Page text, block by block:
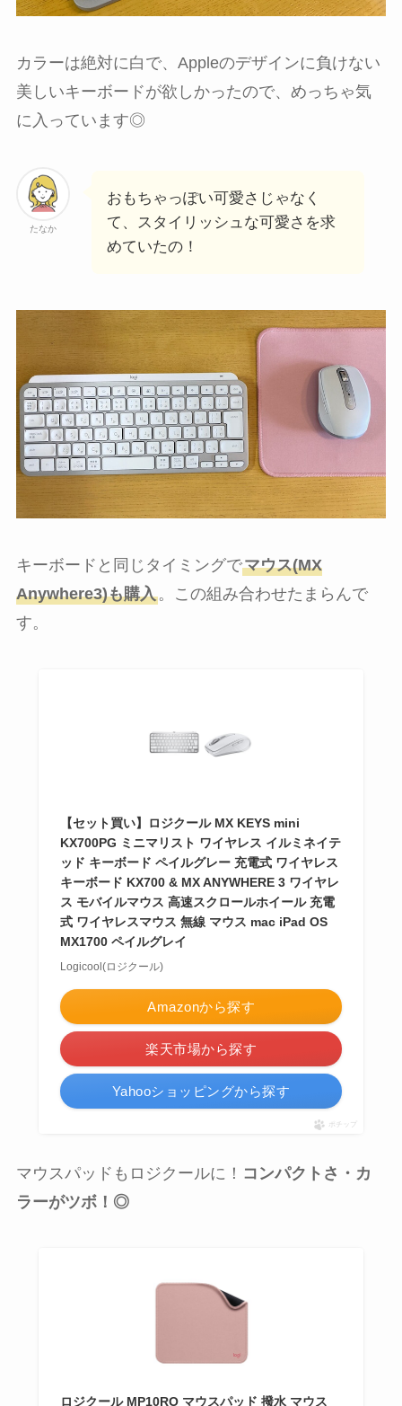
カラーは絶対に白で、Appleのデザインに負けない
美しいキーボードが欲しかったので、めっちゃ気
に入っています◎
たなか
おもちゃっぽい可愛さじゃなく
て、スタイリッシュな可愛さを求
めていたの！
キーボードと同じタイミングでマウス(MX
Anywhere3)も購入。この組み合わせたまらんで
す。
【セット買い】ロジクール MX KEYS mini
KX700PG ミニマリスト ワイヤレス イルミネイテ
ッド キーボード ペイルグレー 充電式 ワイヤレス
キーボード KX700 & MX ANYWHERE 3 ワイヤレ
ス モバイルマウス 高速スクロールホイール 充電
式 ワイヤレスマウス 無線 マウス mac iPad OS
MX1700 ペイルグレイ
Logicool(ロジクール)
Amazonから探す
楽天市場から探す
Yahooショッピングから探す
ポチップ
マウスパッドもロジクールに！ コンパクト さ・カ
ラーがツボ！◎
ロジクール MP10RO マウスパッド 撥水 マウス